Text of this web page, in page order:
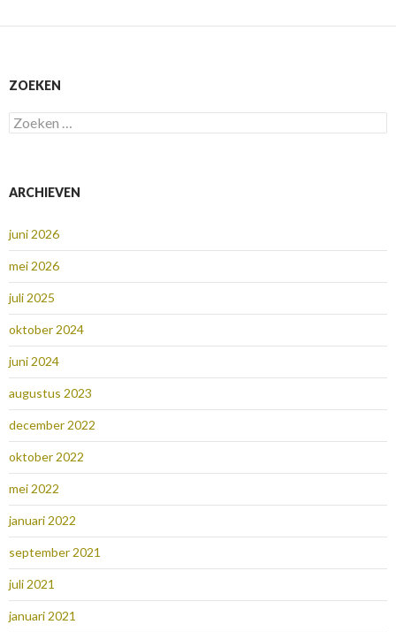
ZOEKEN
Zoeken
naar:
ARCHIEVEN
juni 2026
mei 2026
juli 2025
oktober 2024
juni 2024
augustus 2023
december 2022
oktober 2022
mei 2022
januari 2022
september 2021
juli 2021
januari 2021